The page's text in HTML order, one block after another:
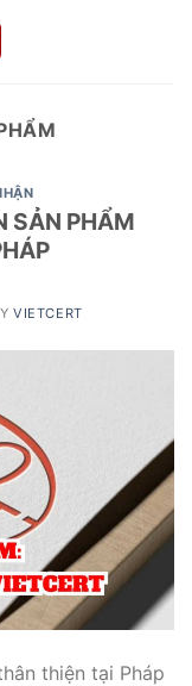
SẢN PHẨM
VIETCERT
thiện tại Pháp